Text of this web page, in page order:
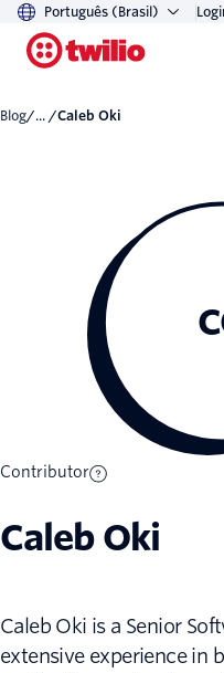
Português (Brasil)
Blog/... / Caleb Oki
Contributor
Caleb Oki
Caleb Oki is a Senior
extensive experience in